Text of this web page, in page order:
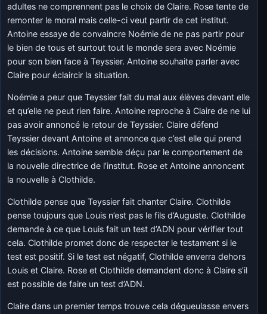
adultes ne comprennent pas le choix de Claire. Rose tente de
remonter le moral mais celle-ci veut partir de cet institut.
Antoine essaye de convaincre Noémie de ne pas partir pour
le bien de tous et surtout tout le monde sera avec Noémie
pour son bien face à Teyssier. Antoine souhaite parler avec
Claire pour éclaircir la situation.
Noémie a peur que Teyssier fait du mal aux élèves devant elle
et qu’elle ne peut rien faire. Antoine reproche à Claire de ne lui
pas avoir annoncé le retour de Teyssier. Claire défend
Teyssier devant Antoine et annonce que c’est elle qui prend
les décisions. Antoine semble déçu par le comportement de
la nouvelle directrice de l’institut. Rose et Antoine annoncent
la nouvelle à Clothilde.
Clothilde pense que Teyssier fait chanter Claire. Clothilde
pense toujours que Louis n’est pas le fils d’Auguste. Clothilde
demande à ce que Louis fait un test d’ADN pour vérifier tout
cela. Clothilde promet donc de respecter le testament si le
test est positif. Si le test est négatif, Clothilde enverra dehors
Louis et Claire. Rose et Clothilde demandent donc à Claire s’il
est possible de faire un test d’ADN.
Claire dans un premier temps trouve cela dégueulasse envers